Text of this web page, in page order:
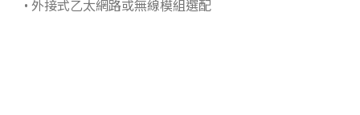
• 外接式乙太網路或無線模組選配